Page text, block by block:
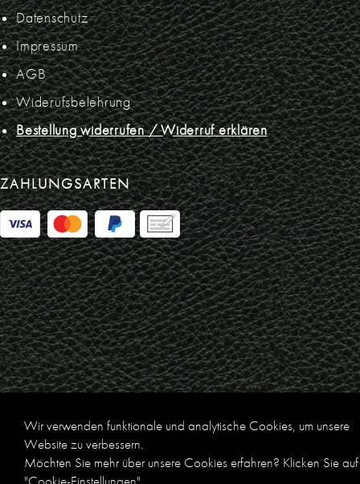
Datenschutz
Impressum
AGB
Widerufsbelehrung
Bestellung widerrufen / Widerruf erklären
ZAHLUNGSARTEN
Und natürlich Vorkasse
* Alle Artikelpreise inkl. der zur Zeit geltenden gesetzlichen
Mehrwertsteuer, ohne extra Versandkosten für Lieferungen innerhalb
Deutschlands.
Wir verwenden funktionale und analytische Cookies, um unsere
Website zu verbessern.
Möchten Sie mehr über unsere Cookies erfahren? Klicken Sie auf